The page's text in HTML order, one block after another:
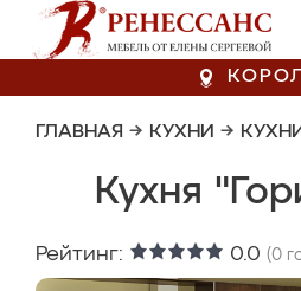
ГЛАВНАЯ → КУХНИ →
Кухня
Рейтинг: 0.0 (0